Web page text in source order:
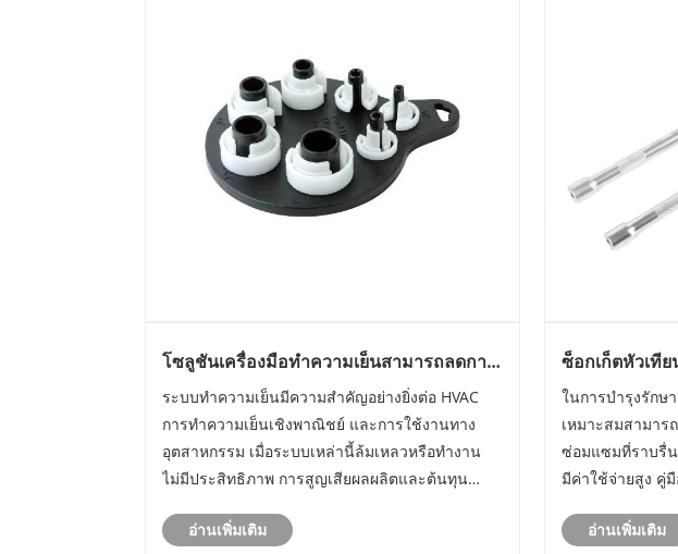
โซลูชันเครื่องมือทำความเย็นสามารถลดการ
หยุดทำงานและปรับปรุงการบำรุงรักษาได้
อย่างไร
ระบบทำความเย็นมีความสำคัญอย่างยิ่งต่อ HVAC
การทำความเย็นเชิงพาณิชย์ และการใช้งานทาง
อุตสาหกรรม เมื่อระบบเหล่านี้ล้มเหลวหรือทำงาน
ไม่มีประสิทธิภาพ การสูญเสียผลผลิตและต้นทุน
การทำกำไรได้ บทความนี้สำรวจบทบาทเชิงปฏิบัติ
อ่านเพิ่มเติม
ซ็อกเก็ตหัวเที
ความปลอดภัย
ได้อย่างไร
ในการบำรุงรักษ
เหมาะสมสามาร
ซ่อมแซมที่ราบรื่น
มีค่าใช้จ่ายสูง คู่
และกลไก DIY แ
อ่านเพิ่มเติม